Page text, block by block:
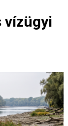
vízügyi